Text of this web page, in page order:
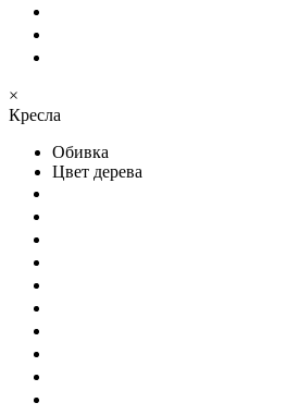
×
Кресла
Обивка
Цвет дерева